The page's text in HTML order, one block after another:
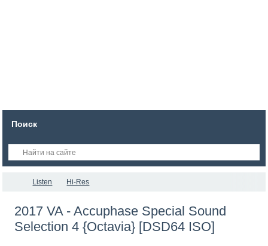
Поиск
Listen Hi-Res
2017 VA - Accuphase Special Sound
Selection 4 {Octavia} [DSD64 ISO]